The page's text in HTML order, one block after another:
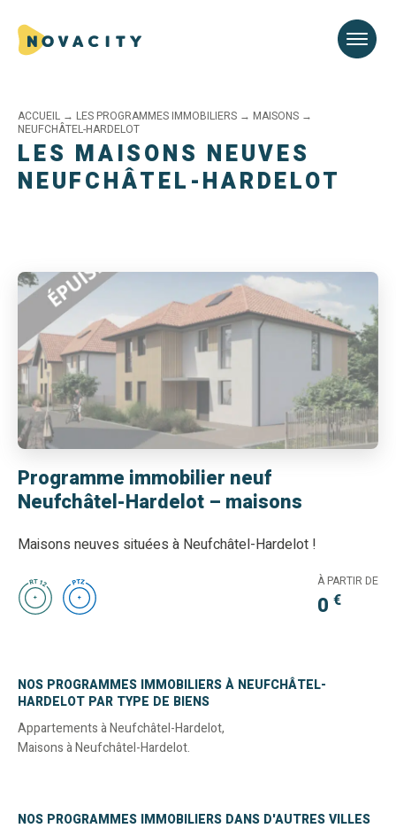
ACCUEIL → LES PROGRAMMES IMMOBILIERS → MAISONS →
NEUFCHÂTEL-HARDELOT
LES MAISONS NEUVES
NEUFCHÂTEL-HARDELOT
Programme immobilier neuf
Neufchâtel-Hardelot – maisons
Maisons neuves situées à Neufchâtel-Hardelot !
À PARTIR DE
0 €
NOS PROGRAMMES IMMOBILIERS À NEUFCHÂTEL-
HARDELOT PAR TYPE DE BIENS
Appartements à Neufchâtel-Hardelot,
Maisons à Neufchâtel-Hardelot.
NOS PROGRAMMES IMMOBILIERS DANS D'AUTRES VILLES